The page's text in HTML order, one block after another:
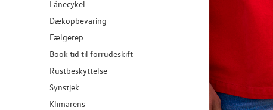
Lånecykel
Dækopbevaring
Fælgerep
Book tid til forrudeskift
Rustbeskyttelse
Synstjek
Klimarens